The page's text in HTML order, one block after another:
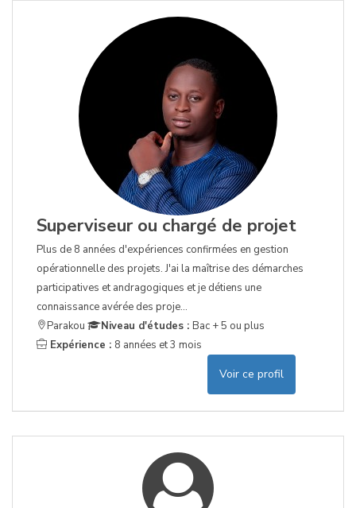
Superviseur ou chargé de projet
Plus de 8 années d'expériences confirmées en gestion
opérationnelle des projets. J'ai la maîtrise des démarches
participatives et andragogiques et je détiens une
connaissance avérée des proje...
Parakou
Niveau d'études : Bac + 5 ou plus
Expérience : 8 années et 3 mois
Voir ce profil